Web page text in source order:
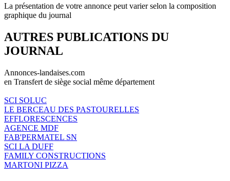
La présentation de votre annonce peut varier selon la composition
graphique du journal
AUTRES PUBLICATIONS DU
JOURNAL
Annonces-landaises.com
en Transfert de siège social même département
SCI SOLUC
LE BERCEAU DES PASTOURELLES
EFFLORESCENCES
AGENCE MDF
FAB'PERMATEL SN
SCI LA DUFF
FAMILY CONSTRUCTIONS
MARTONI PIZZA